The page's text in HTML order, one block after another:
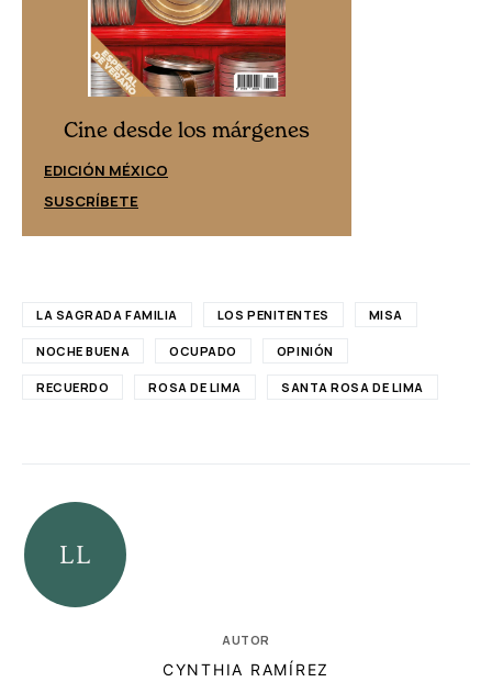
Cine desde los márgenes
EDICIÓN MÉXICO
SUSCRÍBETE
LA SAGRADA FAMILIA LOS PENITENTES MISA
NOCHE BUENA OCUPADO OPINIÓN
RECUERDO ROSA DE LIMA SANTA ROSA DE LIMA
AUTOR
CYNTHIA RAMÍREZ